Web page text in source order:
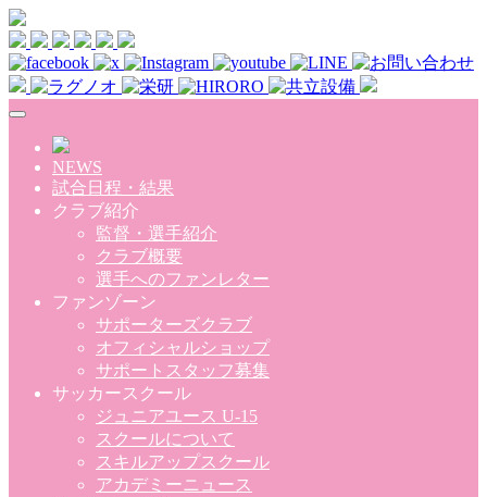
Skip to main content
NEWS
試合日程・結果
クラブ紹介
監督・選手紹介
クラブ概要
選手へのファンレター
ファンゾーン
サポーターズクラブ
オフィシャルショップ
サポートスタッフ募集
サッカースクール
ジュニアユース U-15
スクールについて
スキルアップスクール
アカデミーニュース